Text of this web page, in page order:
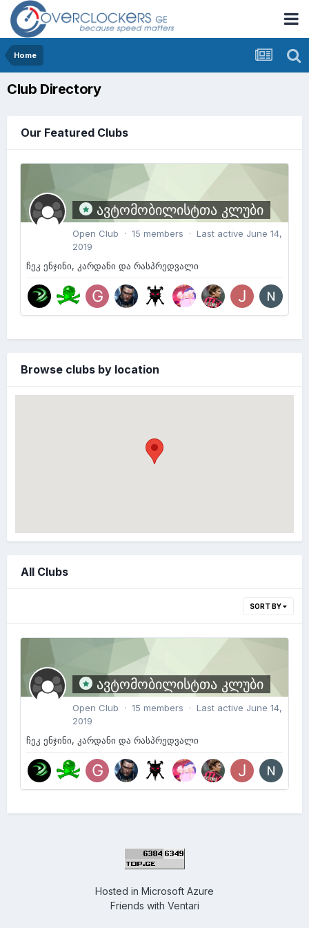
Home
Club Directory
Our Featured Clubs
ავტომობილისტთა კლუბი
Open Club · 15 members · Last active June 14,
2019
ჩეკ ენჯინი, კარდანი და რასპრედვალი
Browse clubs by location
All Clubs
SORT BY
ავტომობილისტთა კლუბი
Open Club · 15 members · Last active June 14,
2019
ჩეკ ენჯინი, კარდანი და რასპრედვალი
Hosted in Microsoft Azure
Friends with Ventari